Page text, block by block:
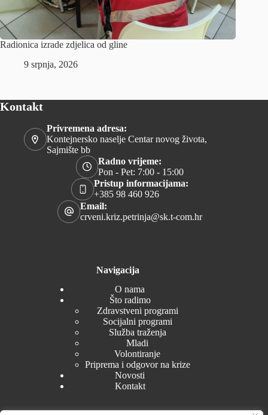
Radionica izrade zdjelica od gline
9 srpnja, 2026
Kontakt
Privremena adresa:
Kontejnersko naselje Centar novog života,
Sajmište bb
Radno vrijeme:
Pon - Pet: 7:00 - 15:00
Pristup informacijama:
+385 98 460 926
Email:
crveni.kriz.petrinja@sk.t-com.hr
Navigacija
O nama
Što radimo
Zdravstveni programi
Socijalni programi
Služba traženja
Mladi
Volontiranje
Priprema i odgovor na krize
Novosti
Kontakt